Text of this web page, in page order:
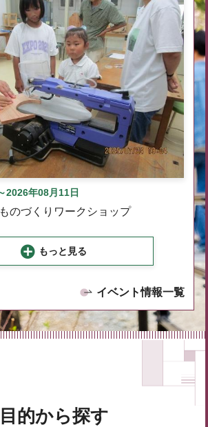
2026年08月11日
のづくりワークショップ
もっと見る
イベント情報一覧
目的から探す